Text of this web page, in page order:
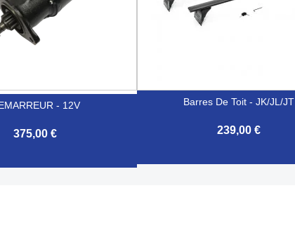
- 12V
375,00 €
Barres De Toit - JK/JL/JT
239,00 €